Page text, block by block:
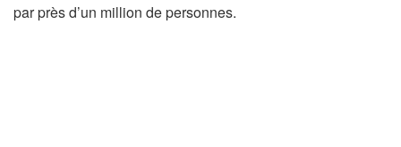
par près d’un million de personnes.